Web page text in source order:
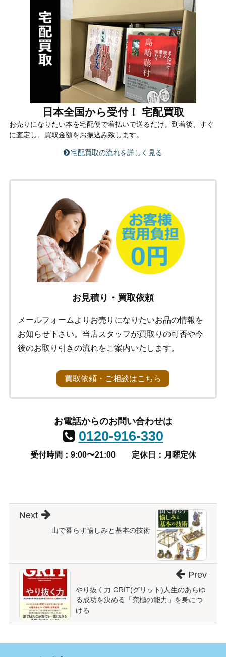
日本全国から受付！ 宅配買取
お売りになりたい本を宅配便で着払いで送るだけ。到着後、すぐ
に査定し、買取金額をお振込み致します。
宅配買取の流れを詳しく見る
お見積り・買取依頼
メールフォームよりお売りになりたいお品の情報を
お知らせ下さい。当店スタッフが買取りの可否や今
後のお取り引きの流れをご案内いたします。
買取依頼・ご相談はこちら
お電話からのお問い合わせは
0120-916-330
受付時間：9:00〜21:00 定休日：月曜定休
山で暮らす愉しみと基本の技術
Next
やり抜く力 GRIT(グリット)人生のあらゆ
る成功を決める「究極の能力」を身につ
ける
Prev